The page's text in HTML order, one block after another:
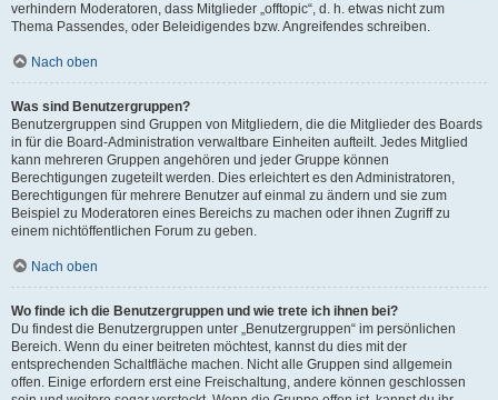
verhindern Moderatoren, dass Mitglieder „offtopic“, d. h. etwas nicht zum
Thema Passendes, oder Beleidigendes bzw. Angreifendes schreiben.
Nach oben
Was sind Benutzergruppen?
Benutzergruppen sind Gruppen von Mitgliedern, die die Mitglieder des Boards
in für die Board-Administration verwaltbare Einheiten aufteilt. Jedes Mitglied
kann mehreren Gruppen angehören und jeder Gruppe können
Berechtigungen zugeteilt werden. Dies erleichtert es den Administratoren,
Berechtigungen für mehrere Benutzer auf einmal zu ändern und sie zum
Beispiel zu Moderatoren eines Bereichs zu machen oder ihnen Zugriff zu
einem nichtöffentlichen Forum zu geben.
Nach oben
Wo finde ich die Benutzergruppen und wie trete ich ihnen bei?
Du findest die Benutzergruppen unter „Benutzergruppen“ im persönlichen
Bereich. Wenn du einer beitreten möchtest, kannst du dies mit der
entsprechenden Schaltfläche machen. Nicht alle Gruppen sind allgemein
offen. Einige erfordern erst eine Freischaltung, andere können geschlossen